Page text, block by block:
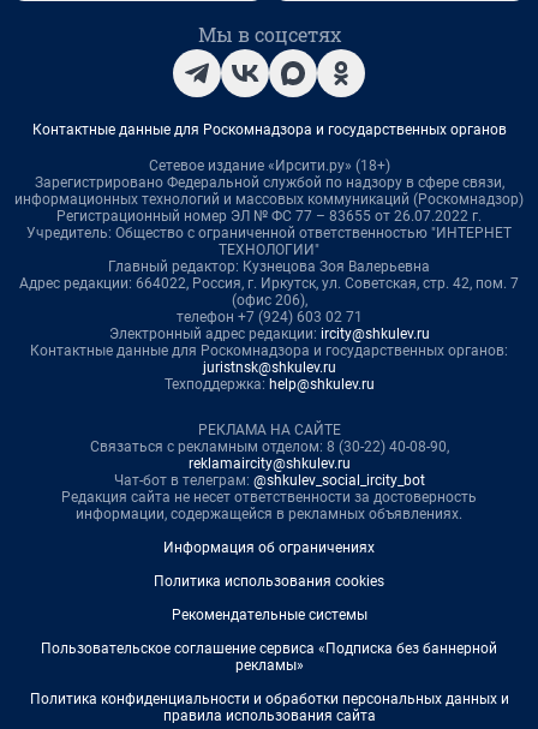
Мы в соцсетях
Контактные данные для Роскомнадзора и государственных органов
Сетевое издание «Ирсити.ру» (18+)
Зарегистрировано Федеральной службой по надзору в сфере связи,
информационных технологий и массовых коммуникаций (Роскомнадзор)
Регистрационный номер ЭЛ № ФС 77 – 83655 от 26.07.2022 г.
Учредитель: Общество с ограниченной ответственностью "ИНТЕРНЕТ
ТЕХНОЛОГИИ"
Главный редактор: Кузнецова Зоя Валерьевна
Адрес редакции: 664022, Россия, г. Иркутск, ул. Советская, стр. 42, пом. 7
(офис 206),
телефон +7 (924) 603 02 71
Электронный адрес редакции: ircity@shkulev.ru
Контактные данные для Роскомнадзора и государственных органов:
juristnsk@shkulev.ru
Техподдержка: help@shkulev.ru
РЕКЛАМА НА САЙТЕ
Связаться с рекламным отделом: 8 (30-22) 40-08-90,
reklamaircity@shkulev.ru
Чат-бот в телеграм: @shkulev_social_ircity_bot
Редакция сайта не несет ответственности за достоверность
информации, содержащейся в рекламных объявлениях.
Информация об ограничениях
Политика использования cookies
Рекомендательные системы
Пользовательское соглашение сервиса «Подписка без баннерной
рекламы»
Политика конфиденциальности и обработки персональных данных и
правила использования сайта